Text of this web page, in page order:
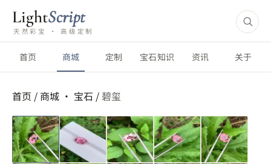
LightScript
天然彩宝 · 高级定制
首页 商城 定制 宝石知识 资讯 关于
首页 / 商城 · 宝石 /碧玺